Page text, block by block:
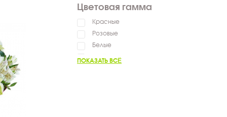
Цветовая гамма
Красные
Розовые
Белые
ПОКАЗАТЬ ВСЁ